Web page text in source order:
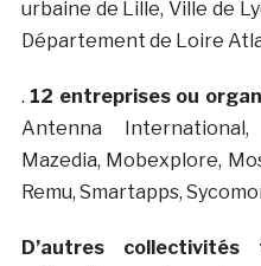
urbaine de Lille, Ville de
Département de Loire
. 12 entreprises ou
Antenna
Mazedia, Mobexplore,
Remu, Smartapps,
D’autres